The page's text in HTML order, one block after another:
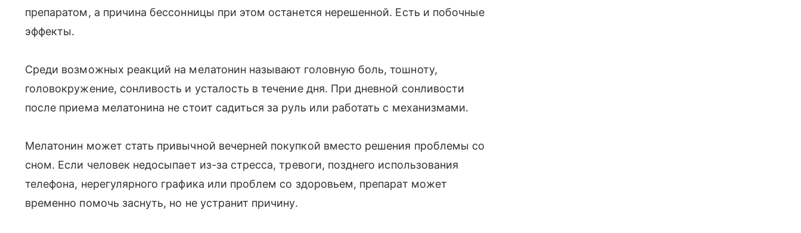
препаратом, а причина бессонницы при этом останется нерешенной. Есть и побочные
эффекты.
Среди возможных реакций на мелатонин называют головную боль, тошноту,
головокружение, сонливость и усталость в течение дня. При дневной сонливости
после приема мелатонина не стоит садиться за руль или работать с механизмами.
Мелатонин может стать привычной вечерней покупкой вместо решения проблемы со
сном. Если человек недосыпает из-за стресса, тревоги, позднего использования
телефона, нерегулярного графика или проблем со здоровьем, препарат может
временно помочь заснуть, но не устранит причину.